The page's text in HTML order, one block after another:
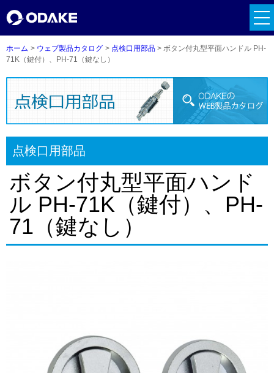
ホーム ウェブ製品カタログ 点検口用部品
ボタン付丸型平面ハンドル PH-
71K（鍵付）、PH-71（鍵なし）
点検口用部品
ボタン付丸型平面ハンド
ル PH-71K（鍵付）、PH-
71（鍵なし）